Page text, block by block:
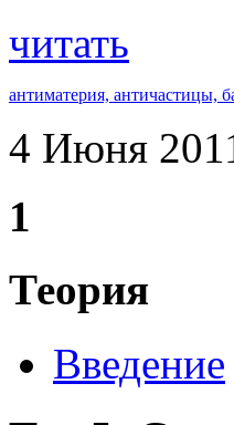
читать
антиматерия, античастицы,
4 Июня
1
Теория
Введение